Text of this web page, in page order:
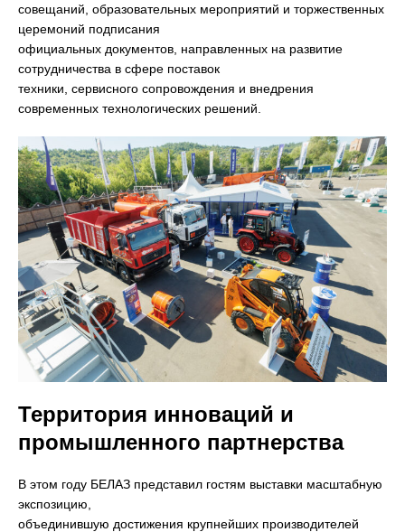
совещаний, образовательных мероприятий и торжественных
церемоний подписания
официальных документов, направленных на развитие
сотрудничества в сфере поставок
техники, сервисного сопровождения и внедрения
современных технологических решений.
Территория инноваций и
промышленного партнерства
В этом году БЕЛАЗ представил гостям выставки масштабную
экспозицию,
объединившую достижения крупнейших производителей